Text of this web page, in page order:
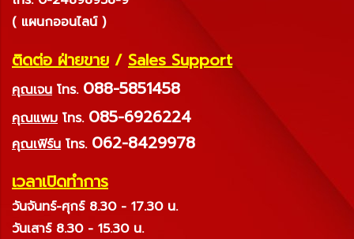
( แผนกออนไลน์ )
ติดต่อ ฝ่ายขาย / Sales Support
คุณเจน โทร. 088-5851458
คุณแพม โทร. 085-6926224
คุณเฟิร์น โทร. 062-8429978
เวลาเปิดทำการ
วันจันทร์-ศุกร์ 8.30 - 17.30 น.
วันเสาร์ 8.30 - 15.30 น.